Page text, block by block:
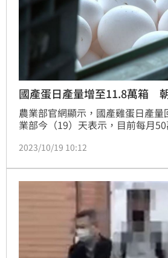
國產蛋日產量增至11.8萬箱
農業部官網顯示，國產雞蛋日產
業部今（19）天表示，目前每月
箱，讓產銷平衡。
2023/10/19 10:12